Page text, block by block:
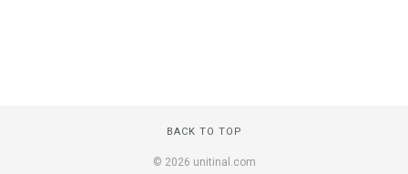
BACK TO TOP
© 2026 unitinal.com